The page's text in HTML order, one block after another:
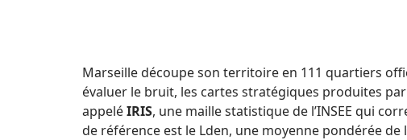
Marseille découpe son territoire en 111 quartiers
évaluer le bruit, les cartes stratégiques produites
appeléIRIS, une maille statistique de l’INSEE qui
de référence est le Lden, une moyenne pondérée